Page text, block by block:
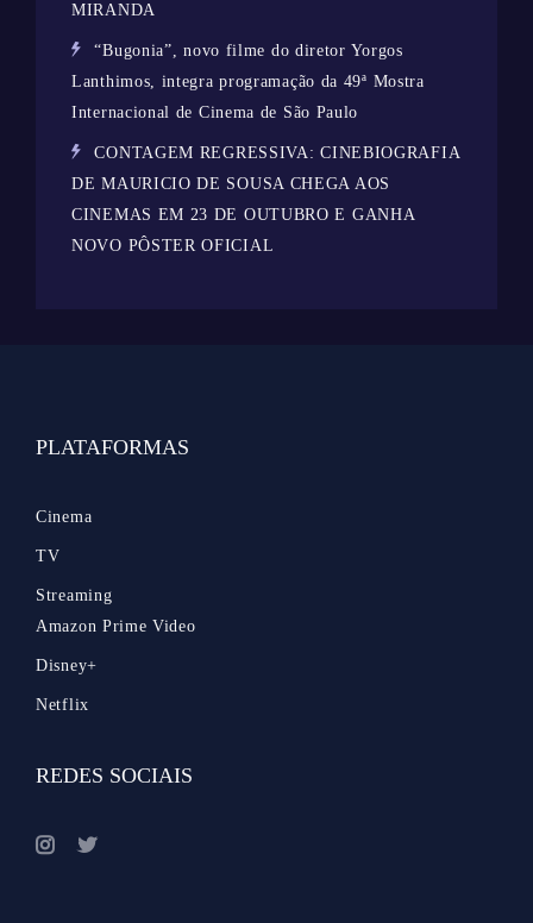
MIRANDA
“Bugonia”, novo filme do diretor Yorgos
Lanthimos, integra programação da 49ª Mostra
Internacional de Cinema de São Paulo
CONTAGEM REGRESSIVA: CINEBIOGRAFIA
DE MAURICIO DE SOUSA CHEGA AOS
CINEMAS EM 23 DE OUTUBRO E GANHA
NOVO PÔSTER OFICIAL
PLATAFORMAS
Cinema
TV
Streaming
Amazon Prime Video
Disney+
Netflix
REDES SOCIAIS